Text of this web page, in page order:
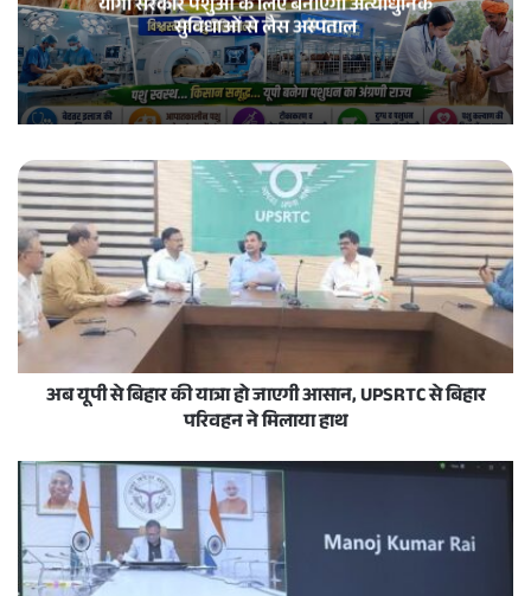
योगी सरकार पशुओं के लिए बनाएगी अत्याधुनिक
सुविधाओं से लैस अस्पताल
अब यूपी से बिहार की यात्रा हो जाएगी आसान, UPSRTC से बिहार
परिवहन ने मिलाया हाथ